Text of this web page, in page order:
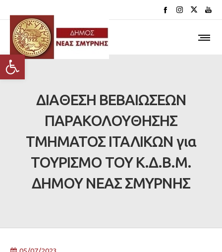
Ανοίξτε τη γραμμή εργαλείων
ΔΙΑΘΕΣΗ ΒΕΒΑΙΩΣΕΩΝ
ΠΑΡΑΚΟΛΟΥΘΗΣΗΣ
ΤΜΗΜΑΤΟΣ ΙΤΑΛΙΚΩΝ για
ΤΟΥΡΙΣΜΟ ΤΟΥ Κ.Δ.Β.Μ.
ΔΗΜΟΥ ΝΕΑΣ ΣΜΥΡΝΗΣ